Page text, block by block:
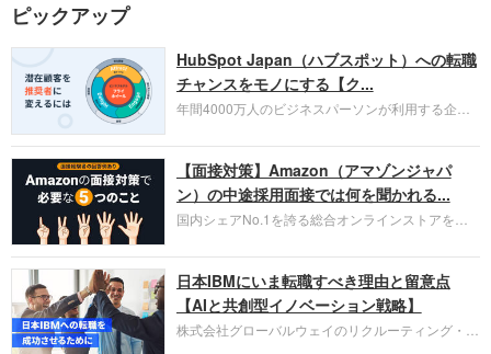
ピックアップ
HubSpot Japan（ハブスポット）への転職
チャンスをモノにする【ク...
年間4000万人のビジネスパーソンが利用する企業
お勧めするイチオシ企業をご紹介します。今回はク
ラウド型CRMプラットフォームを提供する
HubSpot Japan（ハブスポット・ジャパン）株式会
社です。採用面接対策の企業研究にご活用くださ
い。
【面接対策】Amazon（アマゾンジャパ
ン）の中途採用面接では何を聞かれる...
国内シェアNo.1を誇る総合オンラインストアを運
圧倒的な存在感を持つAmazon。中途採用面接では
過去の具体的な業務成果やリーダーシップの発揮、
失敗からの学びが重視され、人間性やカルチャーフ
ィットも評価対象となり、長期的に成長できる仲間
であるかを多角的に審査されます。
日本IBMにいま転職すべき理由と留意点
【AIと共創型イノベーション戦略】
株式会社グローバルウェイのリクルーティング・パ